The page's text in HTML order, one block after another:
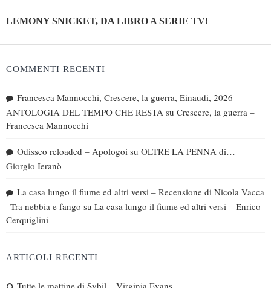
LEMONY SNICKET, DA LIBRO A SERIE TV!
COMMENTI RECENTI
Francesca Mannocchi, Crescere, la guerra, Einaudi, 2026 –
ANTOLOGIA DEL TEMPO CHE RESTA su Crescere, la guerra –
Francesca Mannocchi
Odisseo reloaded – Apologoi su OLTRE LA PENNA di…
Giorgio Ieranò
La casa lungo il fiume ed altri versi – Recensione di Nicola Vacca
| Tra nebbia e fango su La casa lungo il fiume ed altri versi – Enrico
Cerquiglini
ARTICOLI RECENTI
Tutte le mattine di Sybil – Virginia Evans